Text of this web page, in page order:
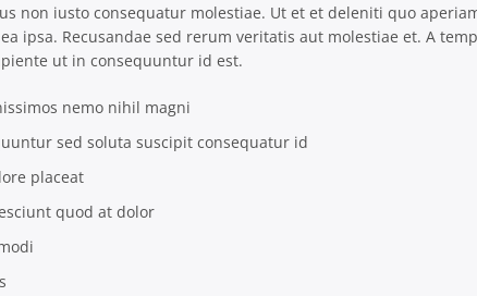
non iusto consequatur molestiae. Ut et et deleniti quo
ipsa. Recusandae sed rerum veritatis aut molestiae et. A
ut in consequuntur id est.
nemo nihil magni
sed soluta suscipit consequatur id
placeat
quod at dolor